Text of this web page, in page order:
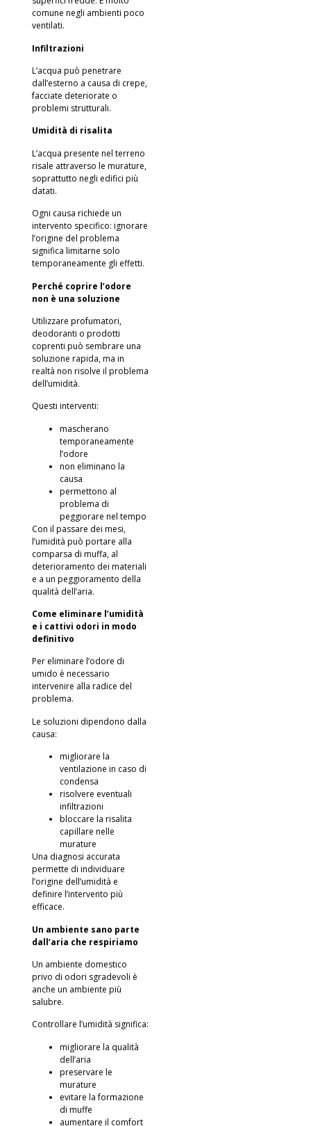
comune negli ambienti poco
ventilati.
Infiltrazioni
L’acqua può penetrare
dall’esterno a causa di crepe,
facciate deteriorate o
problemi strutturali.
Umidità di risalita
L’acqua presente nel terreno
risale attraverso le murature,
soprattutto negli edifici più
datati.
Ogni causa richiede un
intervento specifico: ignorare
l’origine del problema
significa limitarne solo
temporaneamente gli effetti.
Perché coprire l’odore
non è una soluzione
Utilizzare profumatori,
deodoranti o prodotti
coprenti può sembrare una
soluzione rapida, ma in
realtà non risolve il problema
dell’umidità.
Questi interventi:
mascherano
temporaneamente
l’odore
non eliminano la
causa
permettono al
problema di
peggiorare nel tempo
Con il passare dei mesi,
l’umidità può portare alla
comparsa di muffa, al
deterioramento dei materiali
e a un peggioramento della
qualità dell’aria.
Come eliminare l’umidità
e i cattivi odori in modo
definitivo
Per eliminare l’odore di
umido è necessario
intervenire alla radice del
problema.
Le soluzioni dipendono dalla
causa:
migliorare la
ventilazione in caso di
condensa
risolvere eventuali
infiltrazioni
bloccare la risalita
capillare nelle
murature
Una diagnosi accurata
permette di individuare
l’origine dell’umidità e
definire l’intervento più
efficace.
Un ambiente sano parte
dall’aria che respiriamo
Un ambiente domestico
privo di odori sgradevoli è
anche un ambiente più
salubre.
Controllare l’umidità significa:
migliorare la qualità
dell’aria
preservare le
murature
evitare la formazione
di muffe
aumentare il comfort